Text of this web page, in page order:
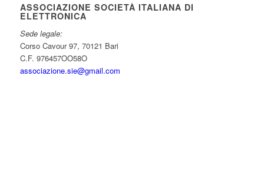
ASSOCIAZIONE SOCIETÀ ITALIANA DI
ELETTRONICA
Sede legale:
Corso Cavour 97, 70121 Bari
C.F. 976457OO58O
associazione.sie@gmail.com